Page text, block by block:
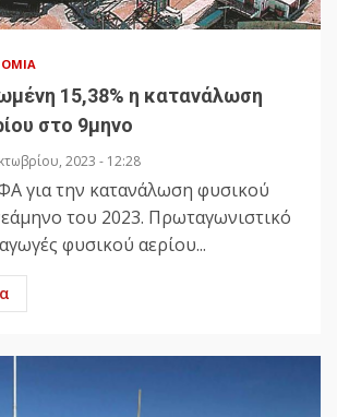
15,38% η κατανάλωση
στο 9μηνο
2023 - 12:28
για την κατανάλωση φυσικού
του 2023. Πρωταγωνιστικό
φυσικού αερίου...